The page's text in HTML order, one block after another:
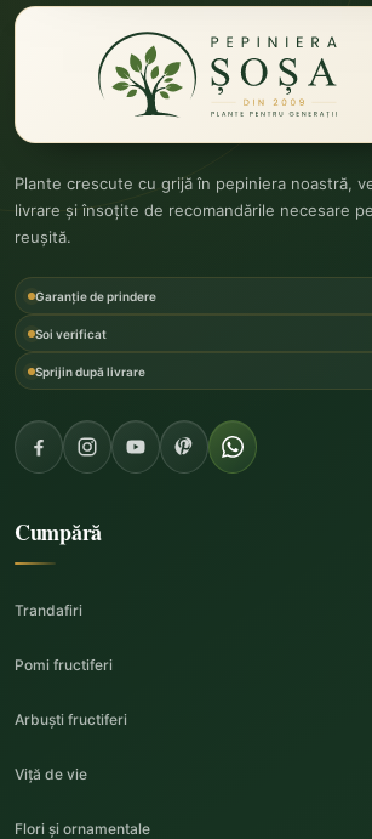
Plante crescute cu grijă în pepiniera noastră,
livrare și însoțite de recomandările necesare
reușită.
Garanție de prindere
Soi verificat
Sprijin după livrare
Cumpără
Trandafiri
Pomi fructiferi
Arbuști fructiferi
Viță de vie
Flori și ornamentale